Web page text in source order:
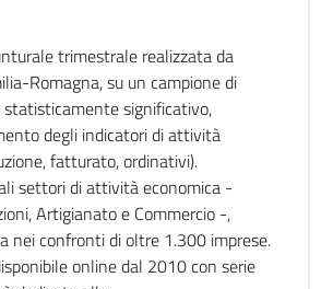
trimestrale realizzata da
Romagna, su un campione di
statisticamente significativo,
degli indicatori di attività
fatturato, ordinativi).
settori di attività economica -
Artigianato e Commercio -,
nei confronti di oltre 1.300 imprese.
online dal 2010 con serie